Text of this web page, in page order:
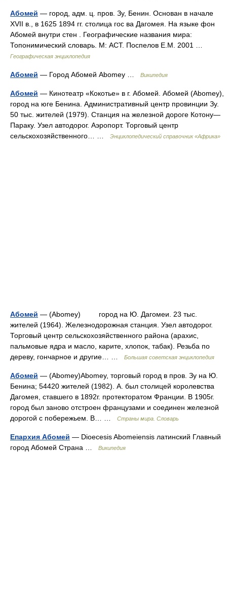
Абомей — город, адм. ц. пров. Зу, Бенин. Основан в начале
XVII в., в 1625 1894 гг. столица гос ва Дагомея. На языке фон
Абомей внутри стен . Географические названия мира:
Топонимический словарь. М: АСТ. Поспелов Е.М. 2001 …
Географическая энциклопедия
Абомей — Город Абомей Abomey … Википедия
Абомей — Кинотеатр «Кокотье» в г. Абомей. Абомей (Abomey),
город на юге Бенина. Административный центр провинции Зу.
50 тыс. жителей (1979). Станция на железной дороге Котону—
Параку. Узел автодорог. Аэропорт. Торговый центр
сельскохозяйственного… …
Энциклопедический справочник «Африка»
Абомей — (Abomey) город на Ю. Дагомеи. 23 тыс.
жителей (1964). Железнодорожная станция. Узел автодорог.
Торговый центр сельскохозяйственного района (арахис,
пальмовые ядра и масло, карите, хлопок, табак). Резьба по
дереву, гончарное и другие… …
Большая советская энциклопедия
Абомей — (Abomey)Abomey, торговый город в пров. Зу на Ю.
Бенина; 54420 жителей (1982). А. был столицей королевства
Дагомея, ставшего в 1892г. протекторатом Франции. В 1905г.
город был заново отстроен французами и соединен железной
дорогой с побережьем. В… …
Страны мира. Словарь
Епархия Абомей — Dioecesis Abomeiensis латинский Главный
город Абомей Страна …
Википедия